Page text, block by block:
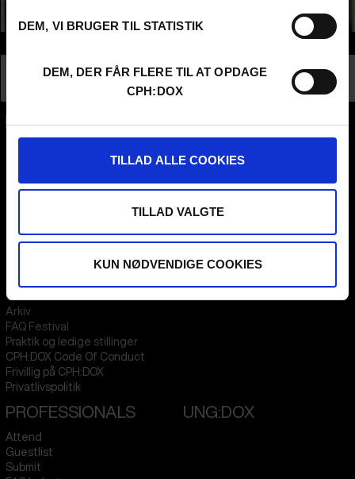
DEM, VI BRUGER TIL STATISTIK
DEM, DER FÅR FLERE TIL AT OPDAGE
CPH:DOX
TILLAD ALLE COOKIES
TILLAD VALGTE
KUN NØDVENDIGE COOKIES
Nationalitet
Canada
Director AND Producer
CPH:DOX
Denmark
FESTIVAL 2026 DA
Om os
Arkiv
FAQ Festival
Praktik og ledige stillinger
CPH:DOX Code Of Conduct
Frivillig på CPH:DOX
Privatlivspolitik
STREAMING
KLUB:DOX
PROFESSIONALS
Attend
Guestlist
Submit
UNG:DOX